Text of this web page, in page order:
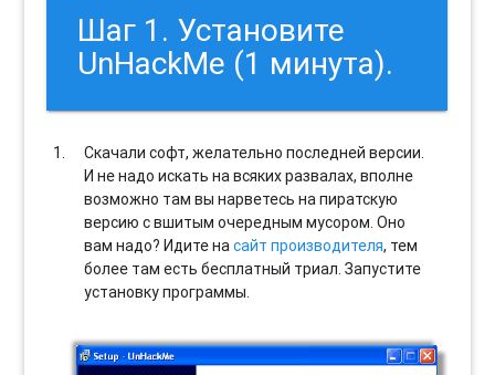
Шаг 1. Установите
UnHackMe (1 минута).
Скачали софт, желательно последней версии.
И не надо искать на всяких развалах, вполне
возможно там вы нарветесь на пиратскую
версию с вшитым очередным мусором. Оно
вам надо? Идите насайт производителя, тем
более там есть бесплатный триал. Запустите
установку программы.